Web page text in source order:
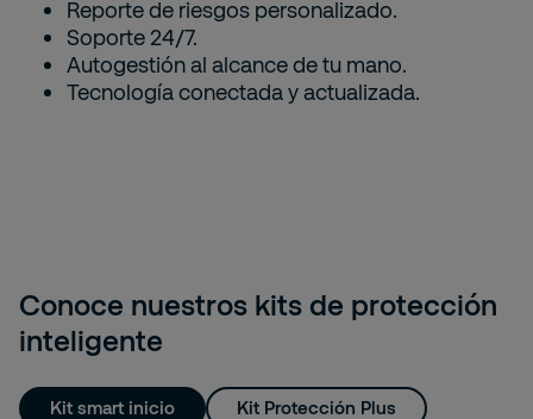
Reporte de riesgos personalizado.
Soporte 24/7.
Autogestión al alcance de tu mano.
Tecnología conectada y actualizada.
Conoce nuestros kits de protección
inteligente
Kit smart inicio
Kit Protección Plus